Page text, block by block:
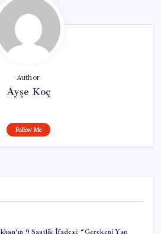
Author
Ayşe Koç
Follow Me
9 Saatlik İfadesi: “Gerekeni Yap